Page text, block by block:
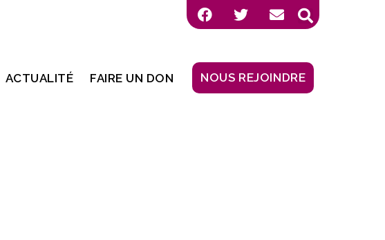
ACTUALITÉ FAIRE UN DON NOUS REJOINDRE